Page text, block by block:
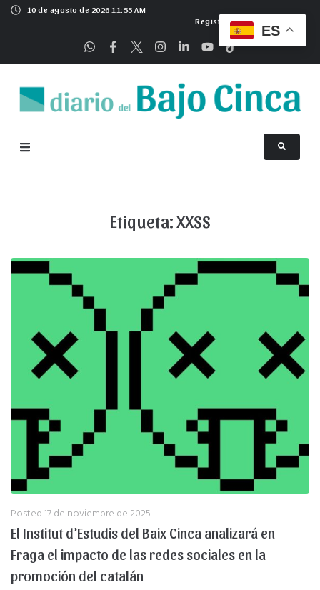
10 de agosto de 2026 11:55 AM
Registrarse
Etiqueta:XXSS
Posted17 de noviembre de 2025
El Institut d’Estudis del Baix Cinca analizará en
Fraga el impacto de las redes sociales en la
promoción del catalán
ES